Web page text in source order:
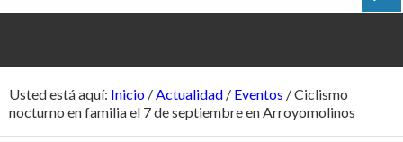
Usted está aquí: Inicio /Actualidad / Eventos /Ciclismo
nocturno en familia el 7 de septiembre en Arroyomolinos